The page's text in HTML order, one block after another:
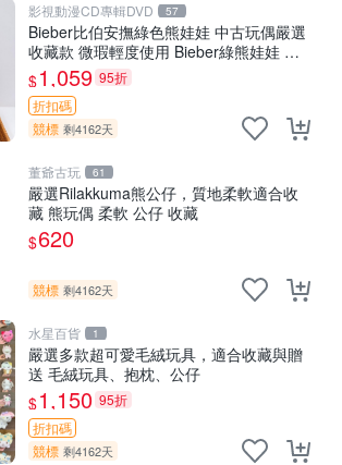
影視動漫CD專輯DVD 57
Bieber比伯安撫綠色熊娃娃 中古玩偶嚴選
收藏款 微瑕輕度使用 Bieber綠熊娃娃 中
古玩偶 微瑕
$1,059 95折
折扣碼
競標 剩4162天
董爺古玩 61
嚴選Rilakkuma熊公仔，質地柔軟適合收
藏 熊玩偶 柔軟 公仔 收藏
$620
競標 剩4162天
水星百貨 1
嚴選多款超可愛毛絨玩具，適合收藏與贈
送 毛絨玩具、抱枕、公仔
$1,150 95折
折扣碼
競標 剩4162天